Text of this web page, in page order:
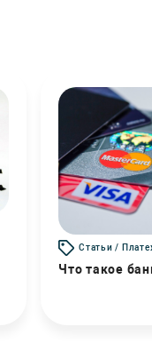
Статьи /
Что такое